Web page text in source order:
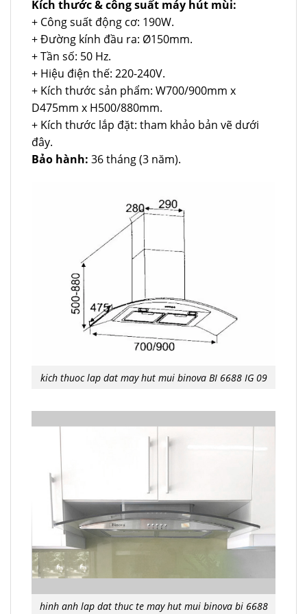
Kích thước & công suất máy hút mùi:
+ Công suất động cơ: 190W.
+ Đường kính đầu ra: Ø150mm.
+ Tần số: 50 Hz.
+ Hiệu điện thế: 220-240V.
+ Kích thước sản phẩm: W700/900mm x
D475mm x H500/880mm.
+ Kích thước lắp đặt: tham khảo bản vẽ dưới
đây.
Bảo hành: 36 tháng (3 năm).
kich thuoc lap dat may hut mui binova BI 6688 IG 09
hinh anh lap dat thuc te may hut mui binova bi 6688